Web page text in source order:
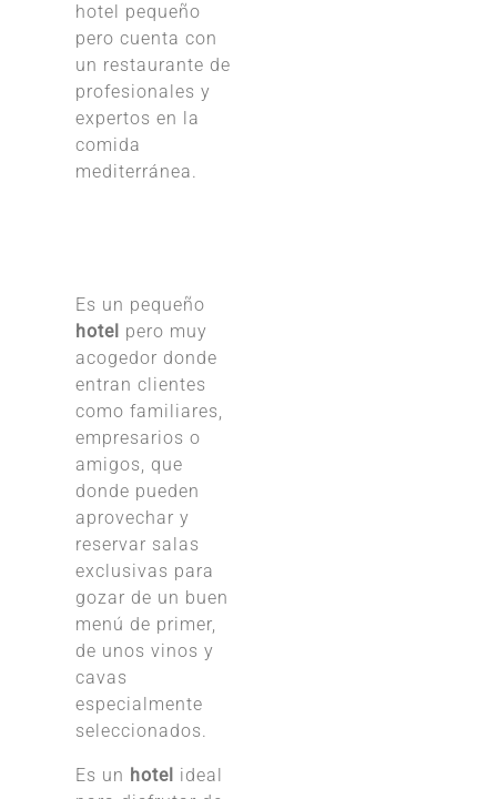
hotel pequeño
pero cuenta con
un restaurante de
profesionales y
expertos en la
comida
mediterránea.
Es un pequeño
hotel pero muy
acogedor donde
entran clientes
como familiares,
empresarios o
amigos, que
donde pueden
aprovechar y
reservar salas
exclusivas para
gozar de un buen
menú de primer,
de unos vinos y
cavas
especialmente
seleccionados.
Es un hotel ideal